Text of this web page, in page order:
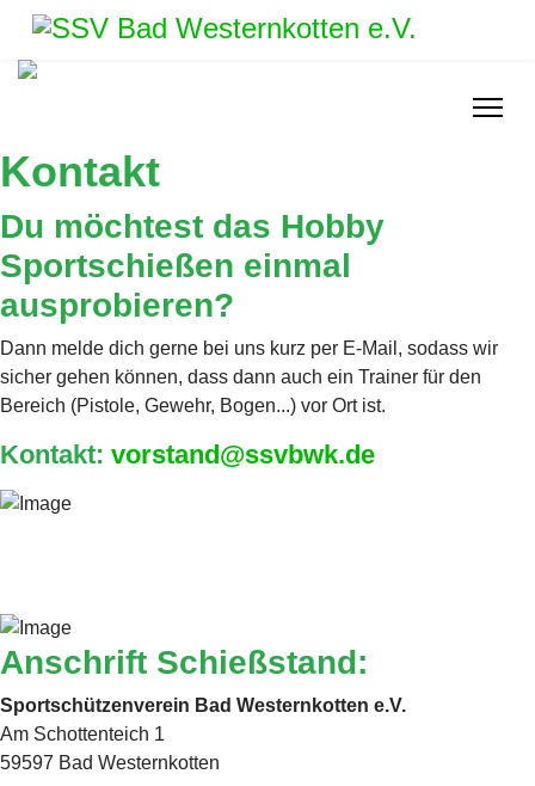
Kontakt
Du möchtest das Hobby
Sportschießen einmal
ausprobieren?
Dann melde dich gerne bei uns kurz per E-Mail, sodass wir
sicher gehen können, dass dann auch ein Trainer für den
Bereich (Pistole, Gewehr, Bogen...) vor Ort ist.
Kontakt: vorstand@ssvbwk.de
Anschrift Schießstand:
Sportschützenverein Bad Westernkotten e.V.
Am Schottenteich 1
59597 Bad Westernkotten